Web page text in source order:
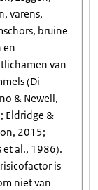
varens,
bruine
en
van
(Di
& Newell,
Eldridge &
2015;
et al., 1986).
is
niet van